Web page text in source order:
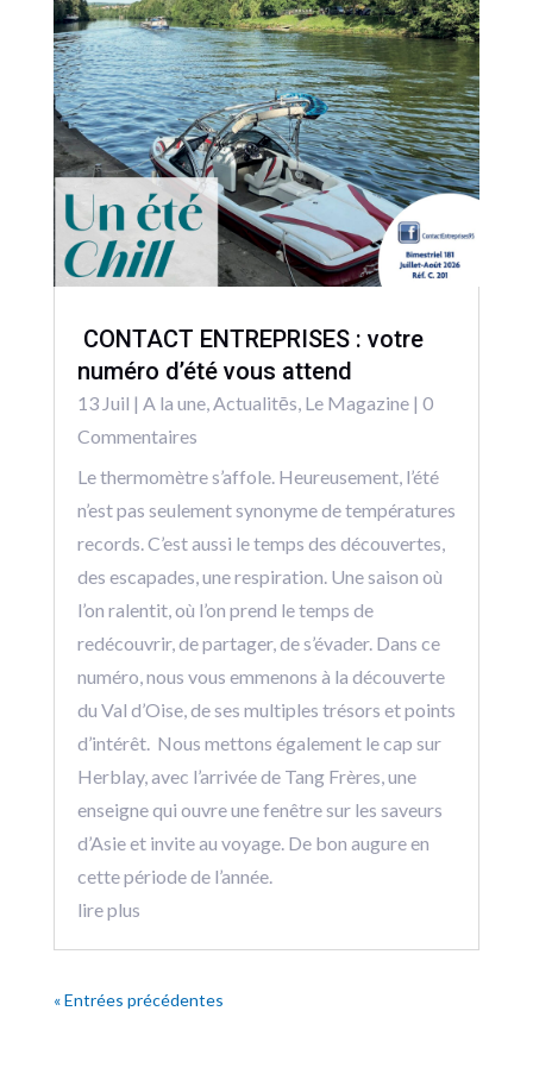
CONTACT ENTREPRISES : votre
numéro d’été vous attend
13 Juil | A la une,Actualitēs, Le Magazine| 0
Commentaires
Le thermomètre s’affole. Heureusement, l’été
n’est pas seulement synonyme de températures
records. C’est aussi le temps des découvertes,
des escapades, une respiration. Une saison où
l’on ralentit, où l’on prend le temps de
redécouvrir, de partager, de s’évader. Dans ce
numéro, nous vous emmenons à la découverte
du Val d’Oise, de ses multiples trésors et points
d’intérêt. Nous mettons également le cap sur
Herblay, avec l’arrivée de Tang Frères, une
enseigne qui ouvre une fenêtre sur les saveurs
d’Asie et invite au voyage. De bon augure en
cette période de l’année.
lire plus
« Entrées précédentes